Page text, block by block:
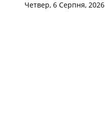
Четвер, 6 Серпня, 2026